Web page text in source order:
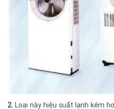
2. Loại này hiệu suất lạnh kém